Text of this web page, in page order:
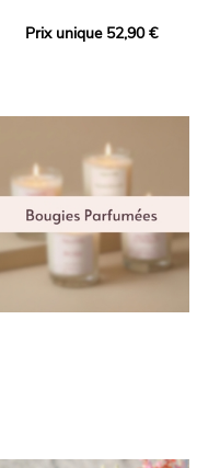
Prix unique 52,90 €